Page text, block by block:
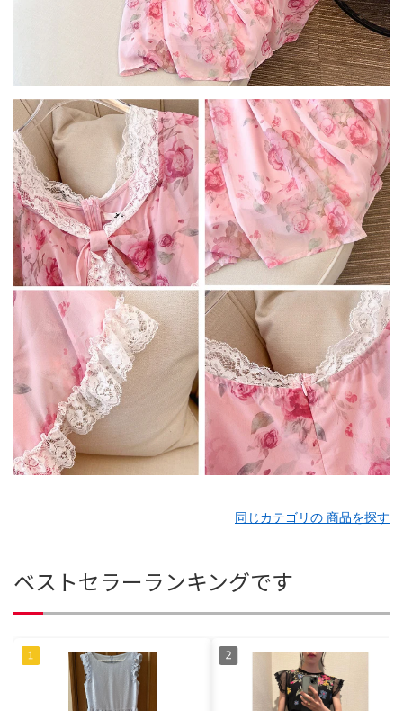
同じカテゴリの 商品を探す
ベストセラーランキングです